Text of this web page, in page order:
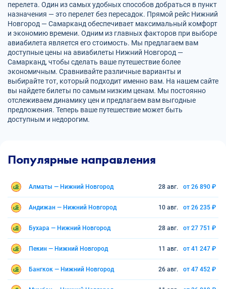
перелета. Один из самых удобных способов добраться в пункт
назначения — это перелет без пересадок. Прямой рейс Нижний
Новгород — Самарканд обеспечивает максимальный комфорт
и экономию времени. Одним из главных факторов при выборе
авиабилета является его стоимость. Мы предлагаем вам
доступные цены на авиабилеты Нижний Новгород —
Самарканд, чтобы сделать ваше путешествие более
экономичным. Сравнивайте различные варианты и
выбирайте тот, который подходит именно вам. На нашем сайте
вы найдете билеты по самым низким ценам. Мы постоянно
отслеживаем динамику цен и предлагаем вам выгодные
предложения. Теперь ваше путешествие может быть
доступным и недорогим.
Популярные направления
Алматы — Нижний Новгород 28 авг. от 26 890 ₽
Андижан — Нижний Новгород 10 авг. от 26 235 ₽
Бухара — Нижний Новгород 28 авг. от 27 751 ₽
Пекин — Нижний Новгород 11 авг. от 41 247 ₽
Бангкок — Нижний Новгород 26 авг. от 47 452 ₽